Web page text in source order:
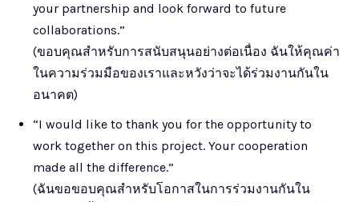
your partnership and look forward to future
collaborations.”
(ขอบคุณสำหรับการสนับสนุนอย่างต่อเนื่อง ฉันให้คุณค่า
ในความร่วมมือของเราและหวังว่าจะได้ร่วมงานกันใน
อนาคต)
“I would like to thank you for the opportunity to
work together on this project. Your cooperation
made all the difference.”
(ฉันขอขอบคุณสำหรับโอกาสในการร่วมงานกันใน